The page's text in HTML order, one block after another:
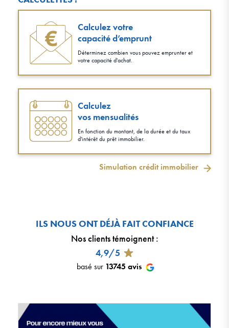
Calculez votre
capacité d’emprunt
Déterminez combien vous pouvez emprunter et
votre capacité d'achat.
Calculez
vos mensualités
En fonction du montant, de la durée et du taux
d'intérêt du prêt immobilier.
Simulation crédit immobilier
ILS NOUS ONT DÉJÀ FAIT CONFIANCE
Nos clients témoignent:
4,9/5
basé sur 13745 avis